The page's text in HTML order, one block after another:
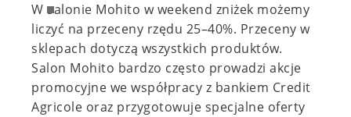
W salonie Mohito w weekend zniżek możemy
liczyć na przeceny rzędu 25–40%. Przeceny w
sklepach dotyczą wszystkich produktów.
Salon Mohito bardzo często prowadzi akcje
promocyjne we współpracy z bankiem Credit
Agricole oraz przygotowuje specjalne oferty